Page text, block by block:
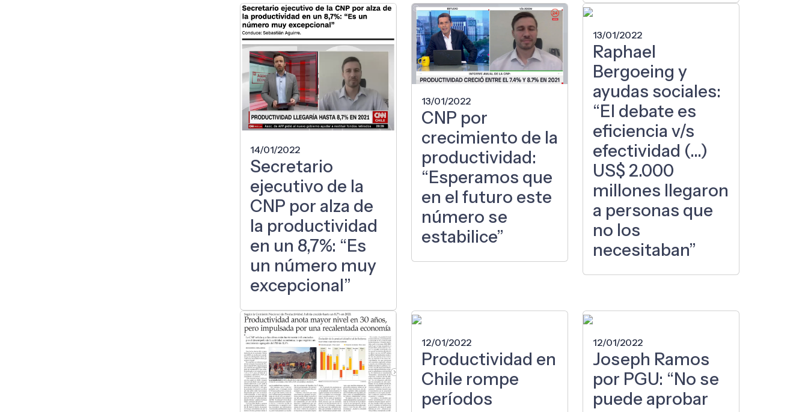
14/01/2022
Secretario
ejecutivo de la
CNP por alza de
la productividad
en un 8,7%: “Es
un número muy
excepcional”
13/01/2022
CNP por
crecimiento de la
productividad:
“Esperamos que
en el futuro este
número se
estabilice”
13/01/2022
Raphael
Bergoeing y
ayudas sociales:
“El debate es
eficiencia v/s
efectividad (…)
US$ 2.000
millones llegaron
a personas que
no los
necesitaban”
12/01/2022
Productividad en
Chile rompe
períodos
12/01/2022
Joseph Ramos
por PGU: “No se
puede aprobar